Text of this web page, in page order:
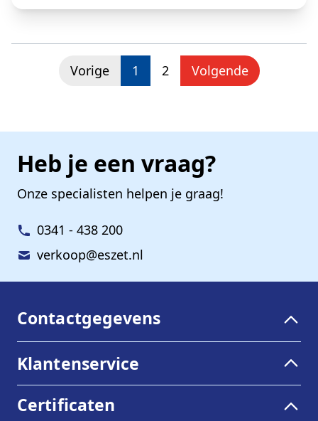
Vorige U lees momenteel pagina
1 Pagina
2 Volgende
Heb je een vraag?
Onze specialisten helpen je graag!
0341 - 438 200
verkoop@eszet.nl
Contactgegevens
Klantenservice
Certificaten